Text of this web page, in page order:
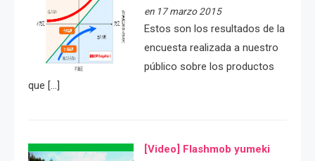
en 17 marzo 2015
Estos son los resultados de la
encuesta realizada a nuestro
público sobre los productos
que […]
[Video] Flashmob yumeki